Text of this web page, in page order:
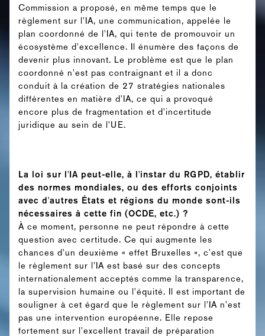
Commission a proposé, en même temps que le
règlement sur l'IA, une communication, appelée le
plan coordonné de l'IA, qui tente de promouvoir un
écosystème d'excellence. Il énumère des façons de
devenir plus innovant. Le problème est que le plan
coordonné n'est pas contraignant et il a donc
conduit à la création de 27 stratégies nationales
différentes en matière d'IA, ce qui a provoqué
encore plus de fragmentation et d'incertitude
juridique au sein de l'UE.
La loi sur l'IA peut-elle, à l'instar du RGPD, établir
des normes mondiales, ou des efforts conjoints
avec d'autres États et régions du monde sont-ils
nécessaires à cette fin (OCDE, etc.) ?
À ce moment, personne ne peut répondre à cette
question avec certitude. Ce qui augmente les
chances d'un deuxième « effet Bruxelles », c'est que
le règlement sur l'IA est basé sur des concepts
internationalement acceptés comme la transparence,
la supervision humaine ou l'équité. Il est important de
souligner à cet égard que le règlement sur l'IA n'est
pas une intervention européenne. Elle repose
fortement sur l'excellent travail de préparation